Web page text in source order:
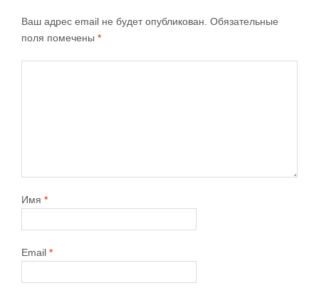
Ваш адрес email не будет опубликован. Обязательные
поля помечены *
Имя *
Email *